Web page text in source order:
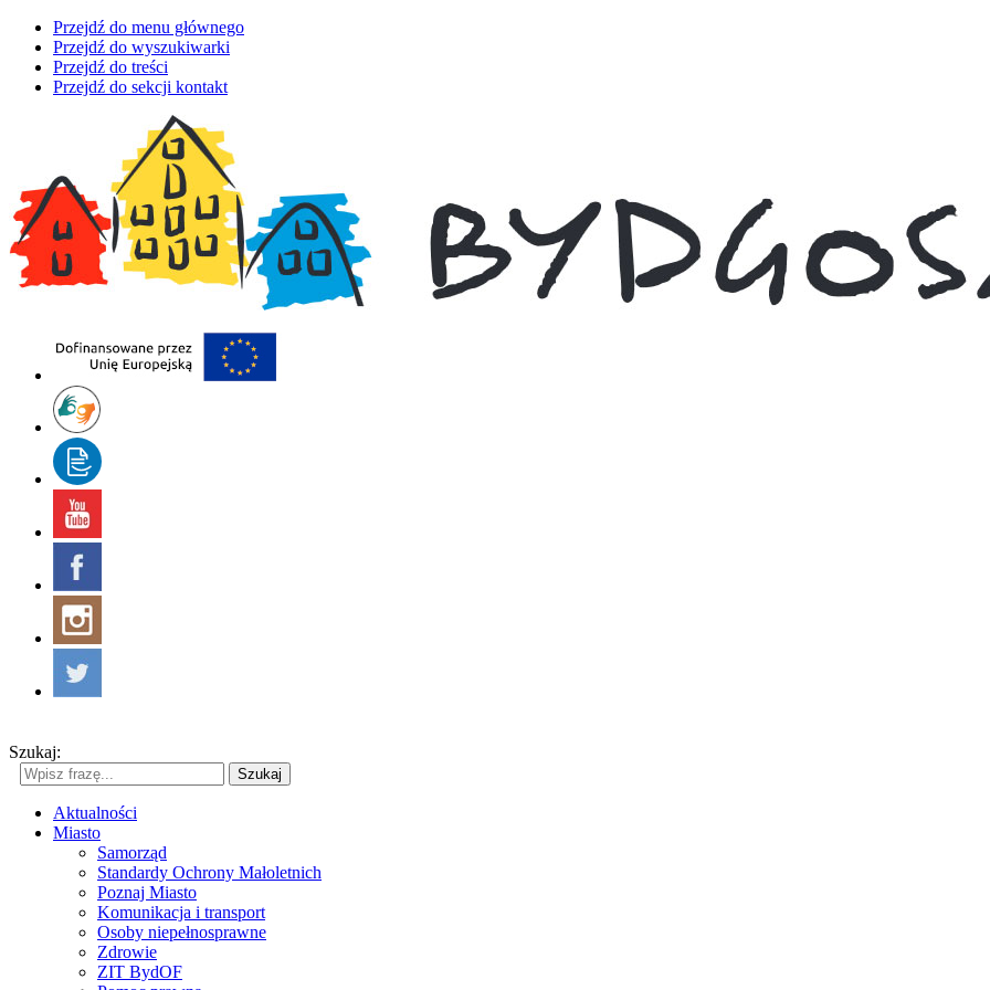
Przejdź do menu głównego
Przejdź do wyszukiwarki
Przejdź do treści
Przejdź do sekcji kontakt
Szukaj:
Szukaj
Aktualności
Miasto
Samorząd
Standardy Ochrony Małoletnich
Poznaj Miasto
Komunikacja i transport
Osoby niepełnosprawne
Zdrowie
ZIT BydOF